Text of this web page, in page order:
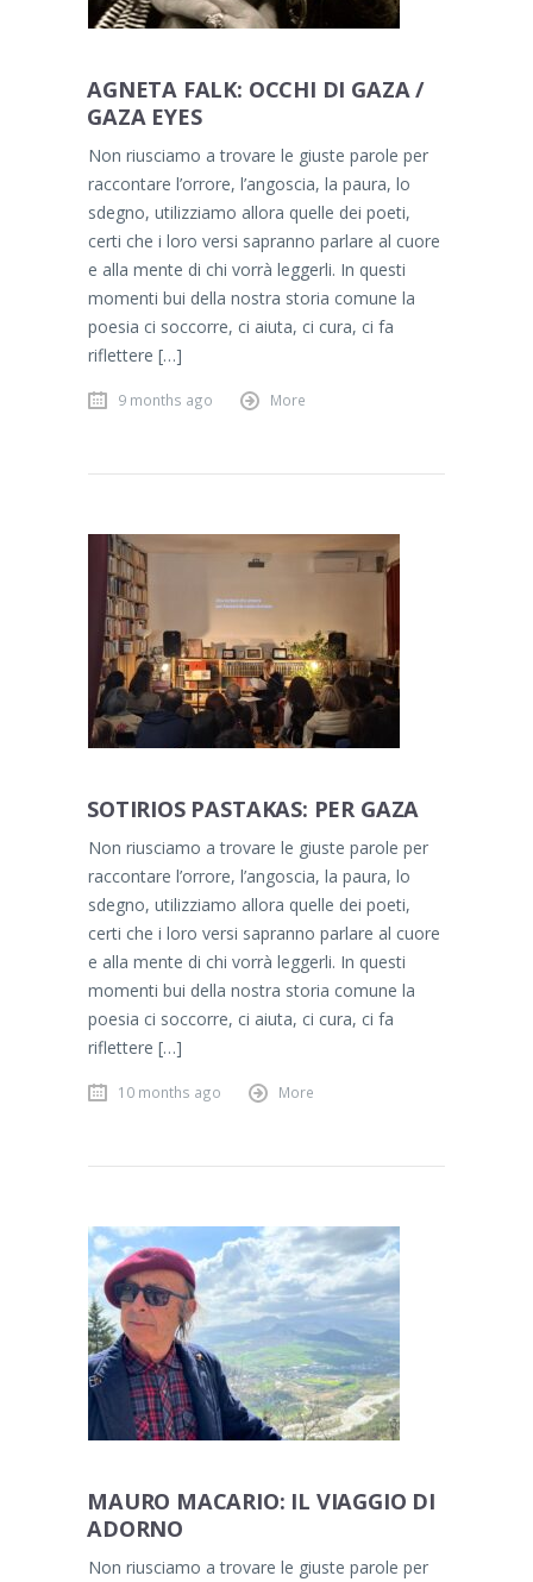
AGNETA FALK: OCCHI DI GAZA /
GAZA EYES
Non riusciamo a trovare le giuste parole per
raccontare l’orrore, l’angoscia, la paura, lo
sdegno, utilizziamo allora quelle dei poeti,
certi che i loro versi sapranno parlare al cuore
e alla mente di chi vorrà leggerli. In questi
momenti bui della nostra storia comune la
poesia ci soccorre, ci aiuta, ci cura, ci fa
riflettere […]
9 months ago More
SOTIRIOS PASTAKAS: PER GAZA
Non riusciamo a trovare le giuste parole per
raccontare l’orrore, l’angoscia, la paura, lo
sdegno, utilizziamo allora quelle dei poeti,
certi che i loro versi sapranno parlare al cuore
e alla mente di chi vorrà leggerli. In questi
momenti bui della nostra storia comune la
poesia ci soccorre, ci aiuta, ci cura, ci fa
riflettere […]
10 months ago More
MAURO MACARIO: IL VIAGGIO DI
ADORNO
Non riusciamo a trovare le giuste parole per